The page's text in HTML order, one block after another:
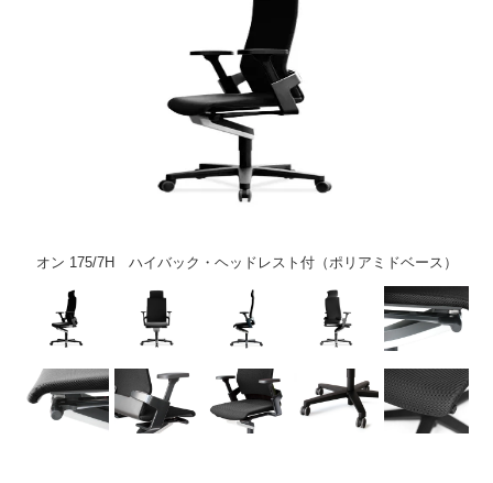
オン 175/7H ハイバック・ヘッドレスト付（ポリアミドベース）